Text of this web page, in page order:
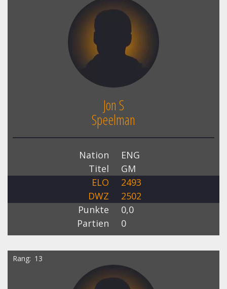
Jon S
Speelman
Nation
ENG
Titel
GM
ELO
2493
DWZ
2502
Punkte
0,0
Partien
0
Rang 13